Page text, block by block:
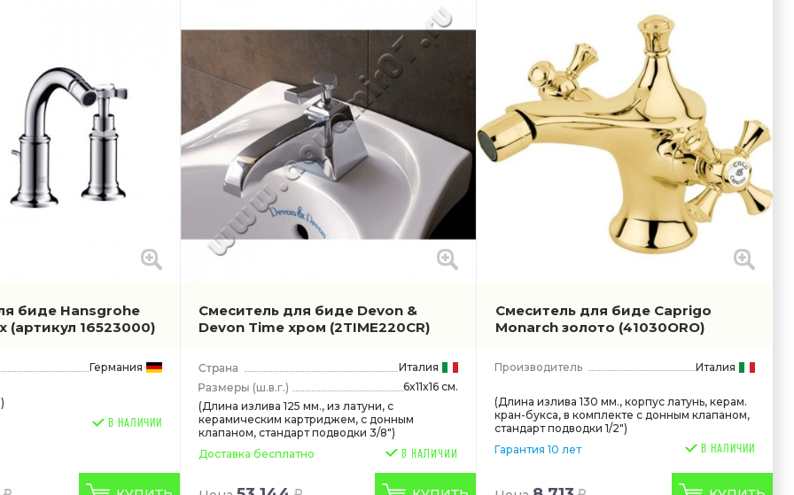
биде Hansgrohe
(артикул 16523000)
Германия
В НАЛИЧИИ
Смеситель для биде Devon &
Devon Time хром (2TIME220CR)
Италия
(ш.в.г.)
6x11x16 см.
(Длина излива 125 мм., из латуни, с
керамическим картриджем, с донным
клапаном, стандарт подводки 3/8")
Доставка бесплатно
Смеситель для биде Caprigo
Monarch золото (41030ORO)
Производитель Италия
(Длина излива 130 мм., корпус латунь, керам.
кран-букса, в комплекте с донным клапаном,
стандарт подводки 1/2")
Гарантия 10 лет
В НАЛИЧИИ